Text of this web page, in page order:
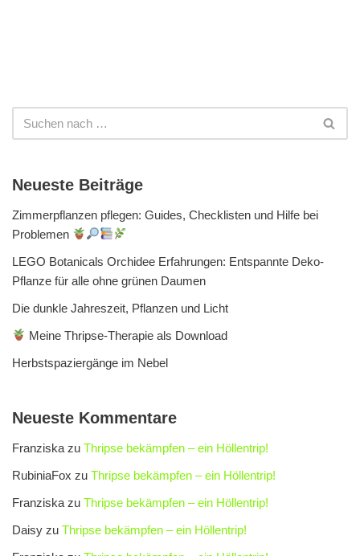
Neueste Beiträge
Zimmerpflanzen pflegen: Guides, Checklisten und Hilfe bei
Problemen
LEGO Botanicals Orchidee Erfahrungen: Entspannte Deko-
Pflanze für alle ohne grünen Daumen
Die dunkle Jahreszeit, Pflanzen und Licht
Meine Thripse-Therapie als Download
Herbstspaziergänge im Nebel
Neueste Kommentare
Franziska zu Thripse bekämpfen – ein Höllentrip!
RubiniaFox zu Thripse bekämpfen – ein Höllentrip!
Franziska zu Thripse bekämpfen – ein Höllentrip!
Daisy zu Thripse bekämpfen – ein Höllentrip!